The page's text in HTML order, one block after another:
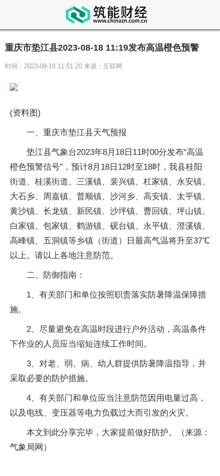
重庆市垫江县2023-08-18 11:19发布高温橙色预警
时间：2023-08-18 11:51:20 来源：互联网
(资料图)
一、重庆市垫江县天气预报
垫江县气象台2023年8月18日11时00分发布“高温
橙色预警信号”，预计8月18日12时至18时，我县桂阳
街道、桂溪街道、三溪镇、裴兴镇、杠家镇、永安镇、
大石乡、周嘉镇、普顺镇、沙河乡、高安镇、太平镇、
黄沙镇、长龙镇、新民镇、沙坪镇、曹回镇、坪山镇、
白家镇、包家镇、鹤游镇、砚台镇、永平镇、澄溪镇、
高峰镇、五洞镇等乡镇（街道）日最高气温将升至37℃
以上。请以上各地注意防范。
二、防御指南：
1、有关部门和单位按照职责落实防暑降温保障措
施。
2、尽量避免在高温时段进行户外活动，高温条件
下作业的人员应当缩短连续工作时间。
3、对老、弱、病、幼人群提供防暑降温指导，并
采取必要的防护措施。
4、有关部门和单位应当注意防范因用电量过高，
以及电线、变压器等电力负载过大而引发的火灾。
本文到此分享完毕，大家提前做好防护。（来源：
气象局网）